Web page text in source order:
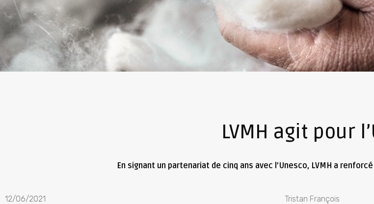
LVMH agit pour
En signant un partenariat de cinq ans avec l’Unesco, LVMH a
12/06/2021 Tristan François